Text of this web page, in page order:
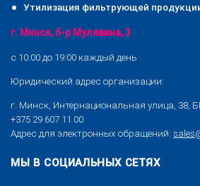
Утилизация фильтрующей
г. Минск, б-р Мулявина, 3
с 10:00 до 19:00 каждый день
Юридический адрес организации:
г. Минск, Интернациональная улица, 38,
+375 29 607 11 00
Адрес для электронных обращений:
МЫ В СОЦИАЛЬНЫХ СЕТЯХ